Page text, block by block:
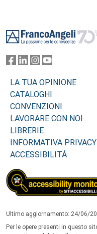
LA TUA OPINIONE
CATALOGHI
CONVENZIONI
LAVORARE CON NOI
LIBRERIE
INFORMATIVA PRIVACY
ACCESSIBILITÁ
Ultimo aggiornamento: 24/06/
Per le opere presenti in questo